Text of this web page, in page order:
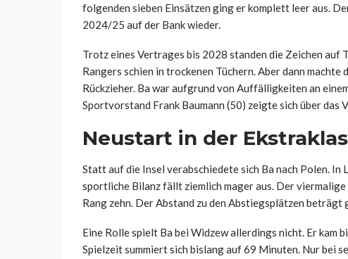
folgenden sieben Einsätzen ging er komplett leer aus.
2024/25 auf der Bank wieder.
Trotz eines Vertrages bis 2028 standen die Zeichen auf
Rangers schien in trockenen Tüchern. Aber dann machte
Rückzieher. Ba war aufgrund von Auffälligkeiten an
Sportvorstand Frank Baumann (50) zeigte sich über das
Neustart in der
Statt auf die Insel verabschiedete sich Ba nach Polen.
sportliche Bilanz fällt ziemlich mager aus. Der
Rang zehn. Der Abstand zu den Abstiegsplätzen beträgt
Eine Rolle spielt Ba bei Widzew allerdings nicht. Er kam
Spielzeit summiert sich bislang auf 69 Minuten. Nur bei